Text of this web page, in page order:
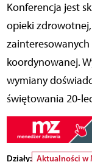
Konferencja jest
opieki
koordynowanej.
wymiany
świętowania 20-
Działy: Aktualności w